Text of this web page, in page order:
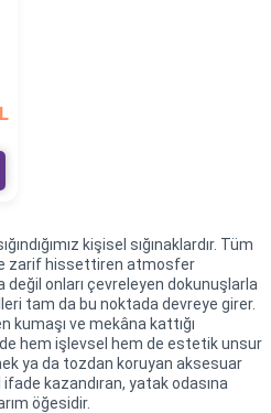
kişisel sığınaklardır. Tüm
zarif hissettiren atmosfer
onları çevreleyen dokunuşlarla
tam da bu noktada devreye girer.
kumaşı ve mekâna kattığı
hem işlevsel hem de estetik unsur
ya da tozdan koruyan aksesuar
kazandıran, yatak odasına
öğesidir.